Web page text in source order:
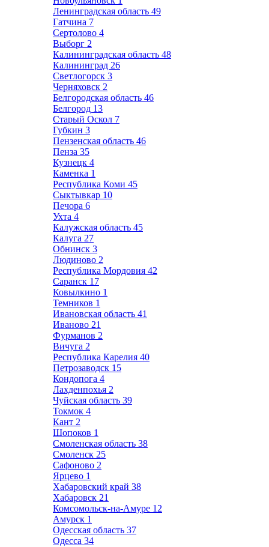
Ленинградская область 49
Гатчина 7
Сертолово 4
Выборг 2
Калининградская область 48
Калининград 26
Светлогорск 3
Черняховск 2
Белгородская область 46
Белгород 13
Старый Оскол 7
Губкин 3
Пензенская область 46
Пенза 35
Кузнецк 4
Каменка 1
Республика Коми 45
Сыктывкар 10
Печора 6
Ухта 4
Калужская область 45
Калуга 27
Обнинск 3
Людиново 2
Республика Мордовия 42
Саранск 17
Ковылкино 1
Темников 1
Ивановская область 41
Иваново 21
Фурманов 2
Вичуга 2
Республика Карелия 40
Петрозаводск 15
Кондопога 4
Лахденпохья 2
Чуйская область 39
Токмок 4
Кант 2
Шопоков 1
Смоленская область 38
Смоленск 25
Сафоново 2
Ярцево 1
Хабаровский край 38
Хабаровск 21
Комсомольск-на-Амуре 12
Амурск 1
Одесская область 37
Одесса 34